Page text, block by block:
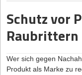
2. Mitarbeiter machen
zu den Arbeitszeiten in
Freiheitsstrafe.
Also Achtung, denn die
Gesamtschuldner zum
GmbH gibt es nach §
Schutz vor
Raubrittern
Wer sich gegen
Produkt als Marke zu